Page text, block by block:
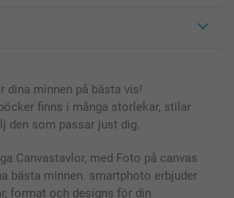
dina minnen på bästa vis!
finns i många storlekar, stilar
den som passar just dig.
Canvastavlor, med Foto på canvas
bästa minnen. smartphoto erbjuder
format och designs för din